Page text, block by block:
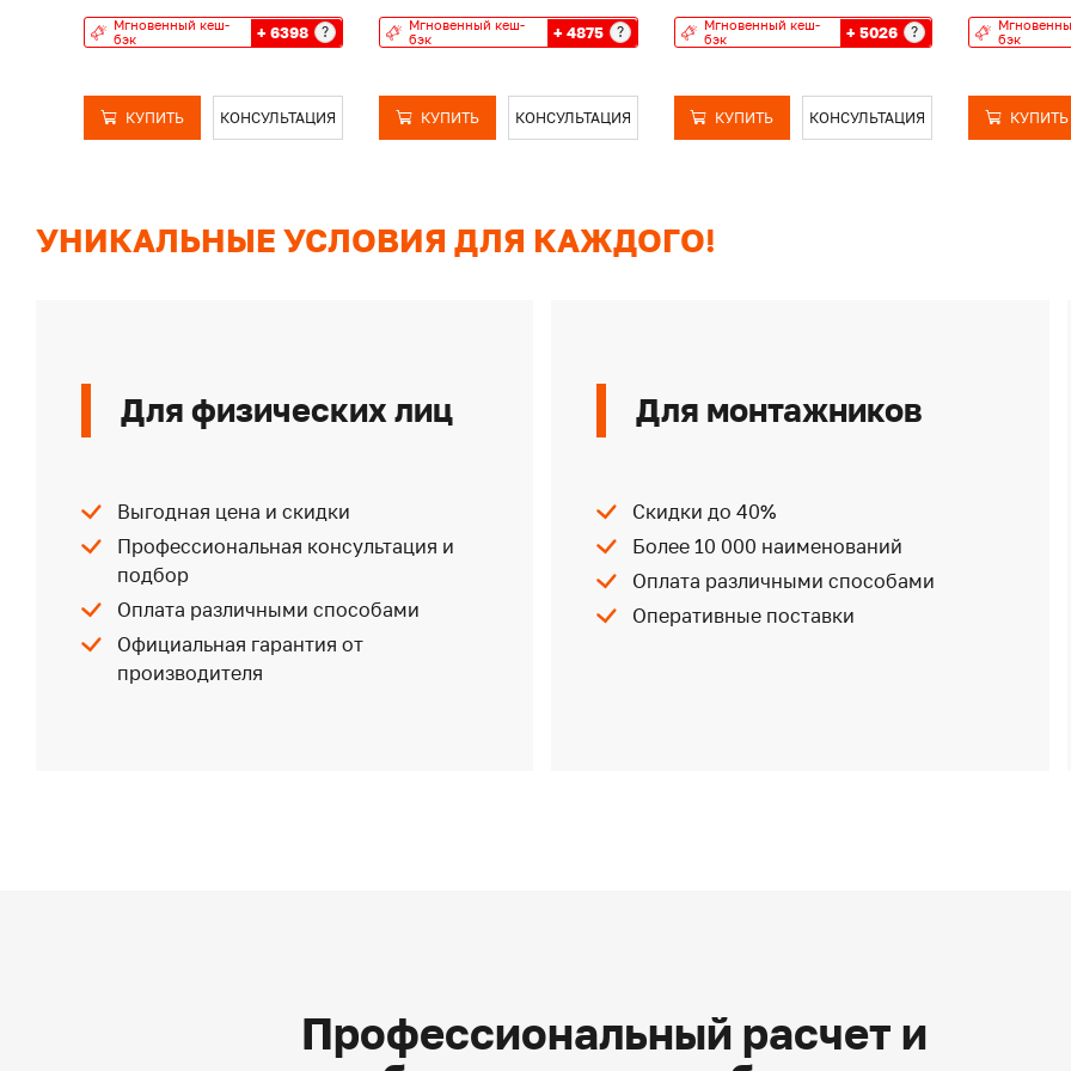
Мгновенный кеш-
бэк
+ 6398 ?
КУПИТЬ КОНСУЛЬТАЦИЯ
Мгновенный кеш-
бэк
+ 4875 ?
КУПИТЬ КОНСУЛЬТАЦИЯ
Мгновенный кеш-
бэк
+ 5026 ?
КУПИТЬ КОНСУЛЬТАЦИЯ
бэк
КУПИТЬ
УНИКАЛЬНЫЕ УСЛОВИЯ ДЛЯ КАЖДОГО!
Для физических лиц
Выгодная цена и скидки
Профессиональная консультация и
подбор
Оплата различными способами
Официальная гарантия от
производителя
Для монтажников
Скидки до 40%
Более 10 000 наименований
Оплата различными способами
Оперативные поставки
Профессиональный расчет и